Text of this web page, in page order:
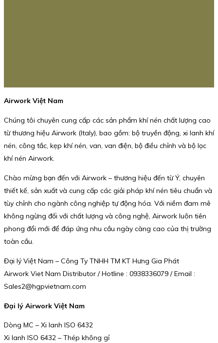
Airwork Việt Nam
Chúng tôi chuyên cung cấp các sản phẩm khí nén chất lượng cao
từ thương hiệu Airwork (Italy), bao gồm: bộ truyền động, xi lanh khí
nén, công tắc, kẹp khí nén, van, van điện, bộ điều chỉnh và bộ lọc
khí nén Airwork.
Chào mừng bạn đến với Airwork – thương hiệu đến từ Ý, chuyên
thiết kế, sản xuất và cung cấp các giải pháp khí nén tiêu chuẩn và
tùy chỉnh cho ngành công nghiệp tự động hóa. Với niềm đam mê
không ngừng đối với chất lượng và công nghệ, Airwork luôn tiên
phong đổi mới để đáp ứng nhu cầu ngày càng cao của thị trường
toàn cầu.
Đại lý Việt Nam – Công Ty TNHH TM KT Hưng Gia Phát
Airwork Viet Nam Distributor / Hotline : 0938336079 / Email :
Sales2@hgpvietnam.com
Đại lý Airwork Việt Nam
Dòng MC – Xi lanh ISO 6432
Xi lanh ISO 6432 – Thép không gỉ